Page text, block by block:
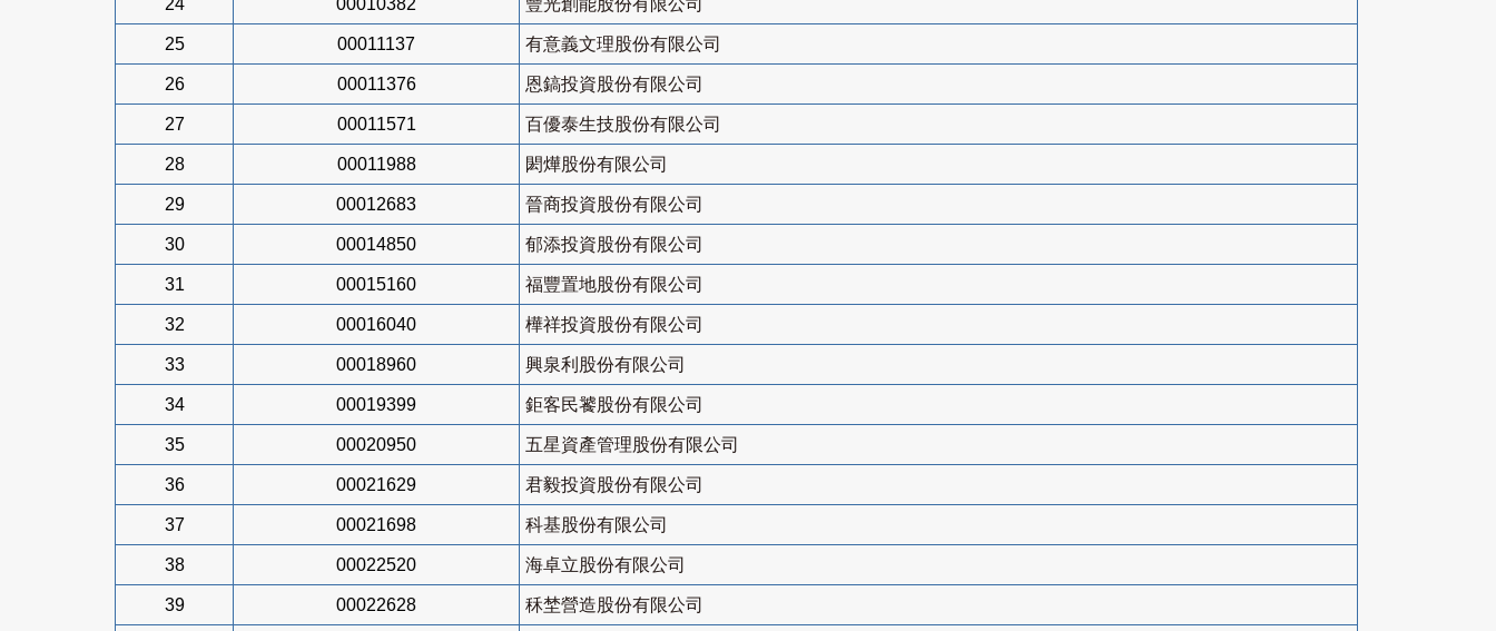
24 00010382 豐光創能股份有限公司
25 00011137 有意義文理股份有限公司
26 00011376 恩鎬投資股份有限公司
27 00011571 百優泰生技股份有限公司
28 00011988 閎燁股份有限公司
29 00012683 晉商投資股份有限公司
30 00014850 郁添投資股份有限公司
31 00015160 福豐置地股份有限公司
32 00016040 樺祥投資股份有限公司
33 00018960 興泉利股份有限公司
34 00019399 鉅客民饕股份有限公司
35 00020950 五星資產管理股份有限公司
36 00021629 君毅投資股份有限公司
37 00021698 科基股份有限公司
38 00022520 海卓立股份有限公司
39 00022628 秝埜營造股份有限公司